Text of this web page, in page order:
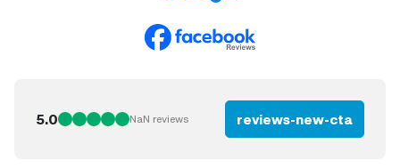
5.0 NaN reviews reviews-new-cta